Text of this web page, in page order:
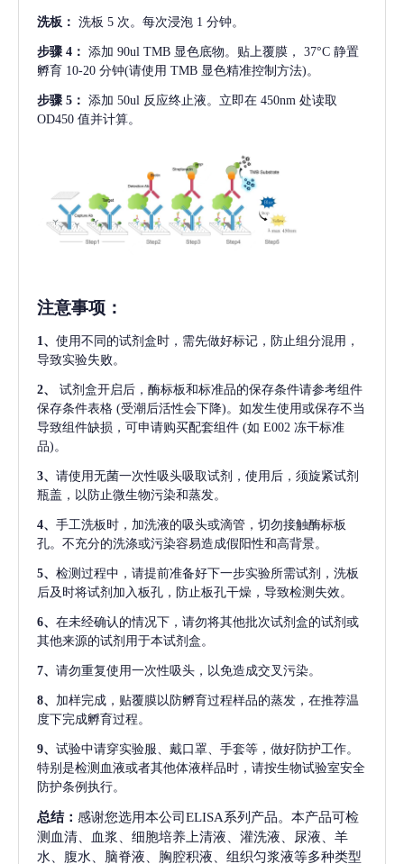
洗板： 洗板 5 次。每次浸泡 1 分钟。
步骤 4： 添加 90ul TMB 显色底物。贴上覆膜， 37°C 静置
孵育 10-20 分钟(请使用 TMB 显色精准控制方法)。
步骤 5： 添加 50ul 反应终止液。立即在 450nm 处读取
OD450 值并计算。
注意事项 ：
1、 使用不同的试剂盒时，需先做好标记，防止组分混用，
导致实验失败。
2、
试剂盒开启后，酶标板和标准品的保存条件请参考组件
保存条件表格 (受潮后活性会下降)。如发生使用或保存不当
导致组件缺损，可申请购买配套组件 (如 E002 冻干标准
品)。
3、 请使用无菌一次性吸头吸取试剂，使用后，须旋紧试剂
瓶盖，以防止微生物污染和蒸发。
4、 手工洗板时，加洗液的吸头或滴管，切勿接触酶标板
孔。不充分的洗涤或污染容易造成假阳性和高背景。
5、 检测过程中，请提前准备好下一步实验所需试剂，洗板
后及时将试剂加入板孔，防止板孔干燥，导致检测失效。
6、 在未经确认的情况下，请勿将其他批次试剂盒的试剂或
其他来源的试剂用于本试剂盒。
7、 请勿重复使用一次性吸头，以免造成交叉污染。
8、 加样完成，贴覆膜以防孵育过程样品的蒸发，在推荐温
度下完成孵育过程。
9、 试验中请穿实验服、戴口罩、手套等，做好防护工作。
特别是检测血液或者其他体液样品时，请按生物试验室安全
防护条例执行。
总结： 感谢您选用本公司ELISA系列产品。本产品可检
测血清、血浆、细胞培养上清液、灌洗液、尿液、羊
水、腹水、脑脊液、胸腔积液、组织匀浆液等多种类型